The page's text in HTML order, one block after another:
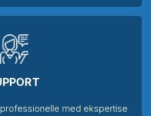
med ekspertise